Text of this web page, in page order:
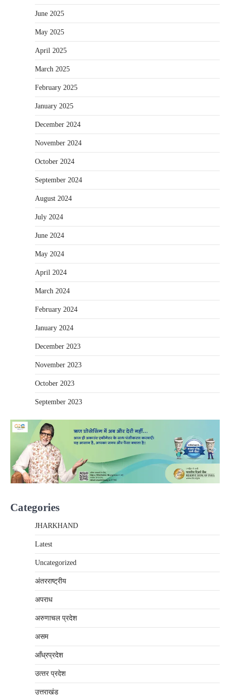
June 2025
May 2025
April 2025
March 2025
February 2025
January 2025
December 2024
November 2024
October 2024
September 2024
August 2024
July 2024
June 2024
May 2024
April 2024
March 2024
February 2024
January 2024
December 2023
November 2023
October 2023
September 2023
Categories
JHARKHAND
Latest
Uncategorized
अंतरराष्‍ट्रीय
अपराध
अरुणाचल प्रदेश
असम
आँध्रप्रदेश
उत्‍तर प्रदेश
उत्तराखंड